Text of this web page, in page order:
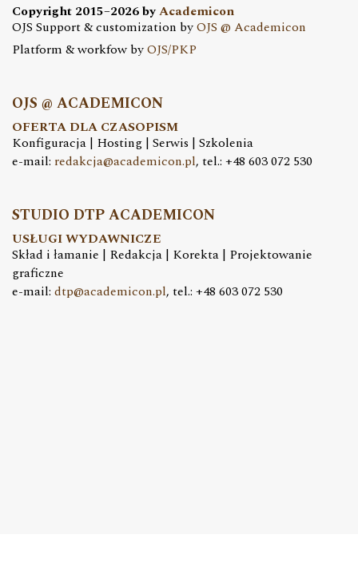
Copyright 2015–2026 byAcademicon
OJS Support & customization byOJS @ Academicon
Platform & workfow byOJS/PKP
OJS @ ACADEMICON
OFERTA DLA CZASOPISM
Konfiguracja | Hosting | Serwis | Szkolenia
e-mail: redakcja@academicon.pl, tel.: +48 603 072 530
STUDIO DTP ACADEMICON
USŁUGI WYDAWNICZE
Skład i łamanie | Redakcja | Korekta | Projektowanie
graficzne
e-mail: dtp@academicon.pl, tel.: +48 603 072 530